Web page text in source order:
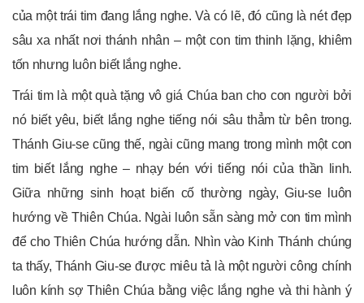
của một trái tim đang lắng nghe. Và có lẽ, đó cũng là nét đẹp
sâu xa nhất nơi thánh nhân – một con tim thinh lặng, khiêm
tốn nhưng luôn biết lắng nghe.
Trái tim là một quà tặng vô giá Chúa ban cho con người bởi
nó biết yêu, biết lắng nghe tiếng nói sâu thẳm từ bên trong.
Thánh Giu-se cũng thế, ngài cũng mang trong mình một con
tim biết lắng nghe – nhạy bén với tiếng nói của thần linh.
Giữa những sinh hoạt biến cố thường ngày, Giu-se luôn
hướng về Thiên Chúa. Ngài luôn sẵn sàng mở con tim mình
để cho Thiên Chúa hướng dẫn. Nhìn vào Kinh Thánh chúng
ta thấy, Thánh Giu-se được miêu tả là một người công chính
luôn kính sợ Thiên Chúa bằng việc lắng nghe và thi hành ý